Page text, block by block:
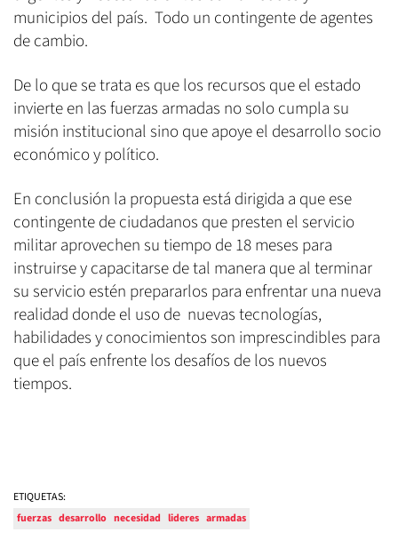
municipios del país. Todo un contingente de agentes
de cambio.
De lo que se trata es que los recursos que el estado
invierte en las fuerzas armadas no solo cumpla su
misión institucional sino que apoye el desarrollo socio
económico y político.
En conclusión la propuesta está dirigida a que ese
contingente de ciudadanos que presten el servicio
militar aprovechen su tiempo de 18 meses para
instruirse y capacitarse de tal manera que al terminar
su servicio estén prepararlos para enfrentar una nueva
realidad donde el uso de nuevas tecnologías,
habilidades y conocimientos son imprescindibles para
que el país enfrente los desafíos de los nuevos
tiempos.
ETIQUETAS:
fuerzas desarrollo necesidad lideres armadas